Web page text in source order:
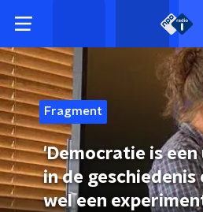
Fragment
'Democratie is
in de geschiedenis
wel een